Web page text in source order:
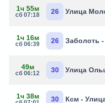
1ч 55м
сб 07:18 26 Улица
1ч 16м
сб 06:39 26 Заболоть
49м
сб 06:12 30 Улица
1ч 38м 30 Ксм -